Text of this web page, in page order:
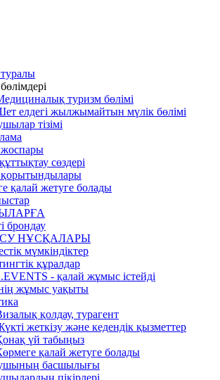
туризм бөлімі
елдегі жылжымайтын мүлік бөлімі
тізімі
сөздері
қалай жетуге болады
брондау
НҰСҚАЛАРЫ
мүмкіндіктер
құралдар
- қалай жұмыс істейді
жұмыс уақыты
қолдау, турагент
жеткізу және кедендік қызметтер
үй табыңыз
қалай жетуге болады
басшылығы
пікірлері